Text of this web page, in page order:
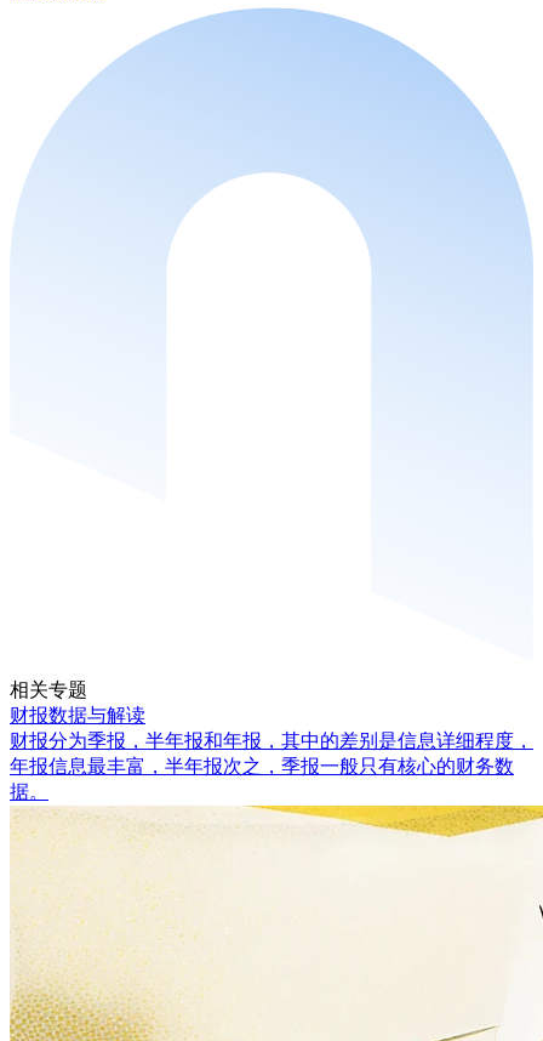
相关专题
财报数据与解读
财报分为季报，半年报和年报，其中的差别是信息详细程度，
年报信息最丰富，半年报次之，季报一般只有核心的财务数
据。